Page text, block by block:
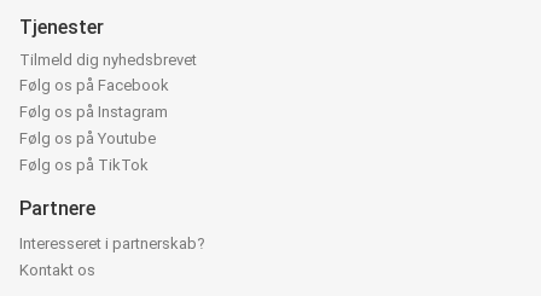
Tjenester
Tilmeld dig nyhedsbrevet
Følg os på Facebook
Følg os på Instagram
Følg os på Youtube
Følg os på TikTok
Partnere
Interesseret i partnerskab?
Kontakt os